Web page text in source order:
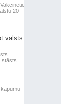
20
valsts
stāsts